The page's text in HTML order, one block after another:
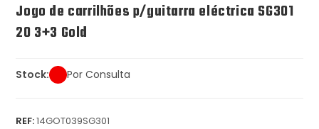
Jogo de carrilhões p/guitarra eléctrica SG301
20 3+3 Gold
Stock: Por Consulta
REF:14GOT039SG301